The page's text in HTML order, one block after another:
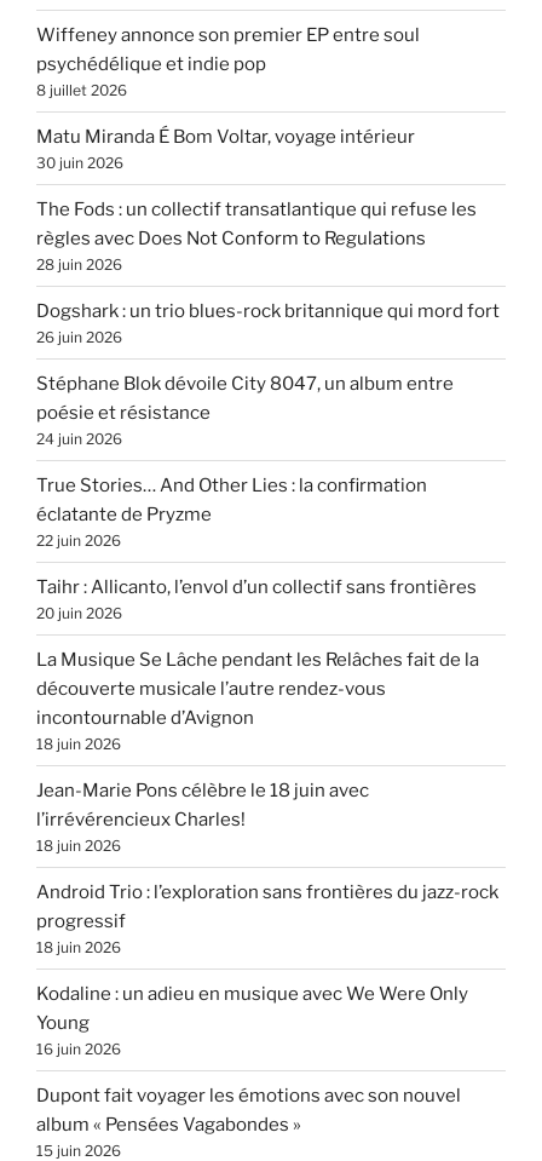
Wiffeney annonce son premier EP entre soul
psychédélique et indie pop
8 juillet 2026
Matu Miranda É Bom Voltar, voyage intérieur
30 juin 2026
The Fods : un collectif transatlantique qui refuse les
règles avec Does Not Conform to Regulations
28 juin 2026
Dogshark : un trio blues-rock britannique qui mord fort
26 juin 2026
Stéphane Blok dévoile City 8047, un album entre
poésie et résistance
24 juin 2026
True Stories… And Other Lies : la confirmation
éclatante de Pryzme
22 juin 2026
Taihr : Allicanto, l’envol d’un collectif sans frontières
20 juin 2026
La Musique Se Lâche pendant les Relâches fait de la
découverte musicale l’autre rendez-vous
incontournable d’Avignon
18 juin 2026
Jean-Marie Pons célèbre le 18 juin avec
l’irrévérencieux Charles!
18 juin 2026
Android Trio : l’exploration sans frontières du jazz-rock
progressif
18 juin 2026
Kodaline : un adieu en musique avec We Were Only
Young
16 juin 2026
Dupont fait voyager les émotions avec son nouvel
album « Pensées Vagabondes »
15 juin 2026